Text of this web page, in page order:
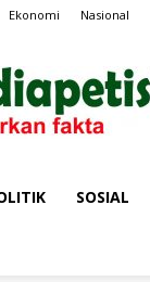
Ekonomi Nasional
MEDIA
SOSIAL